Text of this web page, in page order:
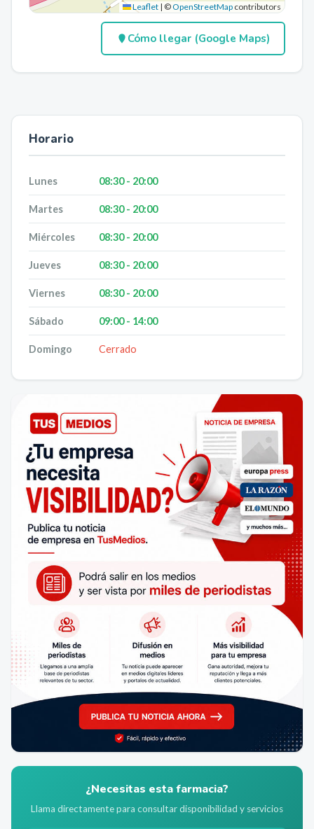
Leaflet | ©OpenStreetMap contributors
Cómo llegar (Google Maps)
Horario
Lunes 08:30 - 20:00
Martes 08:30 - 20:00
Miércoles 08:30 - 20:00
Jueves 08:30 - 20:00
Viernes 08:30 - 20:00
Sábado 09:00 - 14:00
Domingo Cerrado
¿Necesitas esta farmacia?
Llama directamente para consultar disponibilidad y servicios